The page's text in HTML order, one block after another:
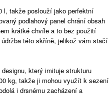
l, takže poslouží jako perfektní
podlahový panel chrání obsah
krátké chvíle a to bez použití
této skříně, jelikož vám stačí
který imituje strukturu
kg, takže ji mohou využít k sezení
i drsnému zacházení a